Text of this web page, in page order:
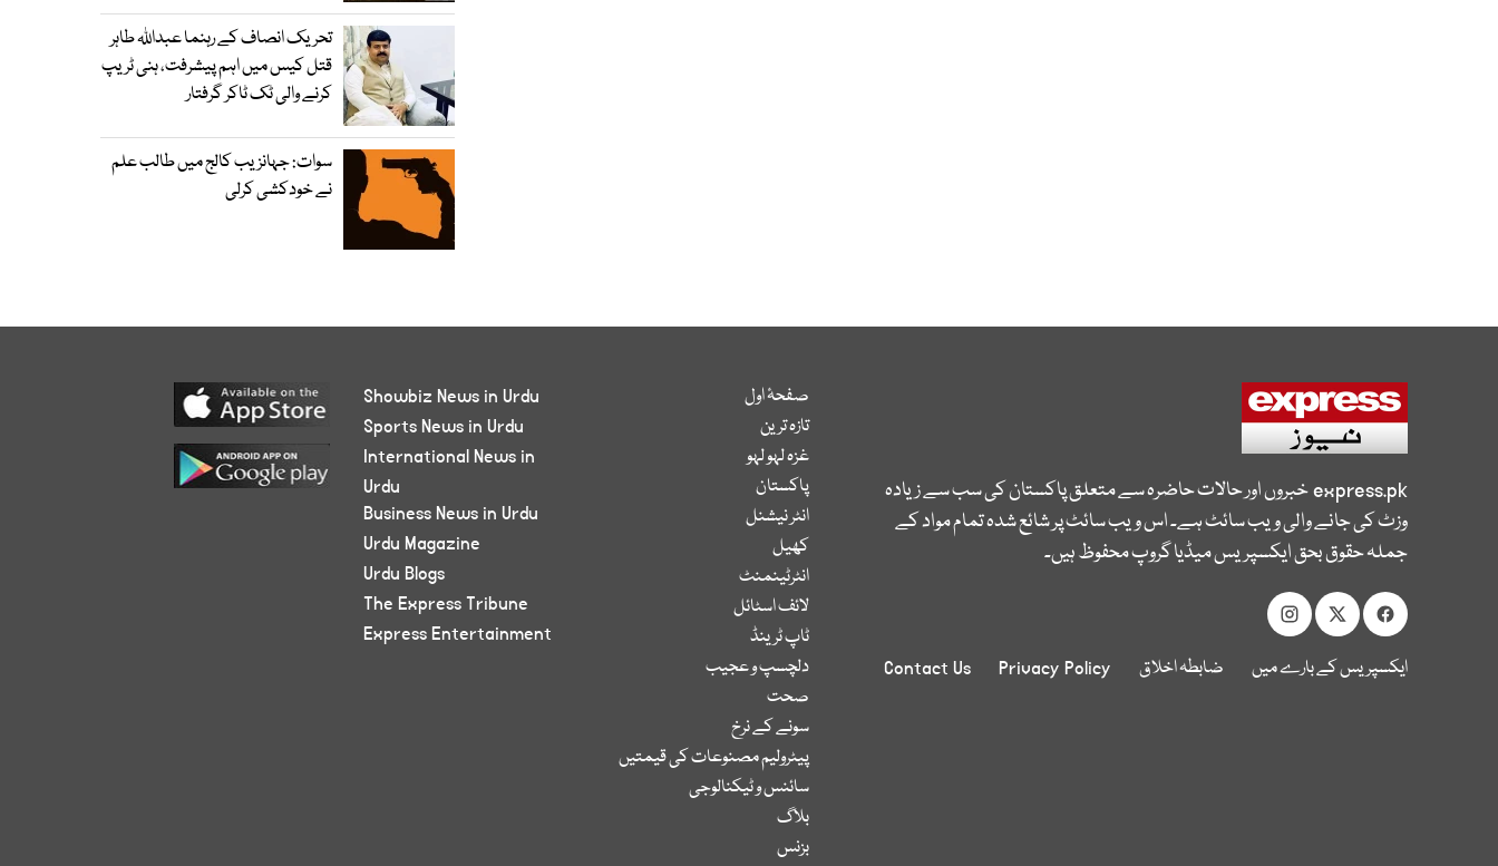
تحریک انصاف کے رہنما عبداللہ طاہر
قتل کیس میں اہم پیشرفت، ہنی ٹریپ
کرنے والی ٹک ٹاکر گرفتار
سوات: جہانزیب کالج میں طالب علم
نے خودکشی کرلی
express.pkخبروں اور حالات حاضرہ سے متعلق پاکستان کی سب سے زیادہ
وزٹ کی جانے والی ویب سائٹ ہے۔ اس ویب سائٹ پر شائع شدہ تمام مواد کے
جملہ حقوق بحق ایکسپریس میڈیا گروپ محفوظ ہیں۔
ایکسپریس کے بارے میں ضابطہ اخلاق Privacy Policy
Contact Us
صفحۂ اول
تازہ ترین
غزہ لہو لہو
پاکستان
انٹر نیشنل
کھیل
انٹرٹینمنٹ
لائف اسٹائل
ٹاپ ٹرینڈ
دلچسپ و عجیب
صحت
سونے کے نرخ
پیٹرولیم مصنوعات کی قیمتیں
سائنس و ٹیکنالوجی
بلاگ
بزنس
Showbiz News in Urdu
Sports News in Urdu
International News in
Urdu
Business News in Urdu
Urdu Magazine
Urdu Blogs
The Express Tribune
Express Entertainment